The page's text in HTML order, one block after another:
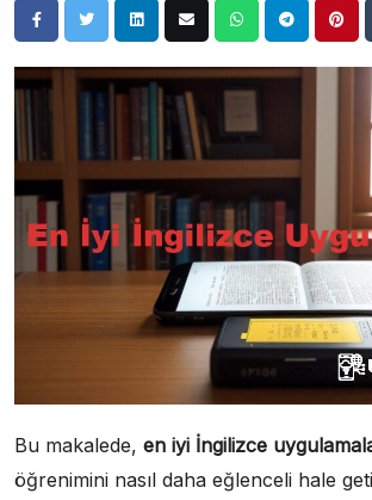
Bu makalede, en iyi İngilizce
öğrenimini nasıl daha eğlenceli hale